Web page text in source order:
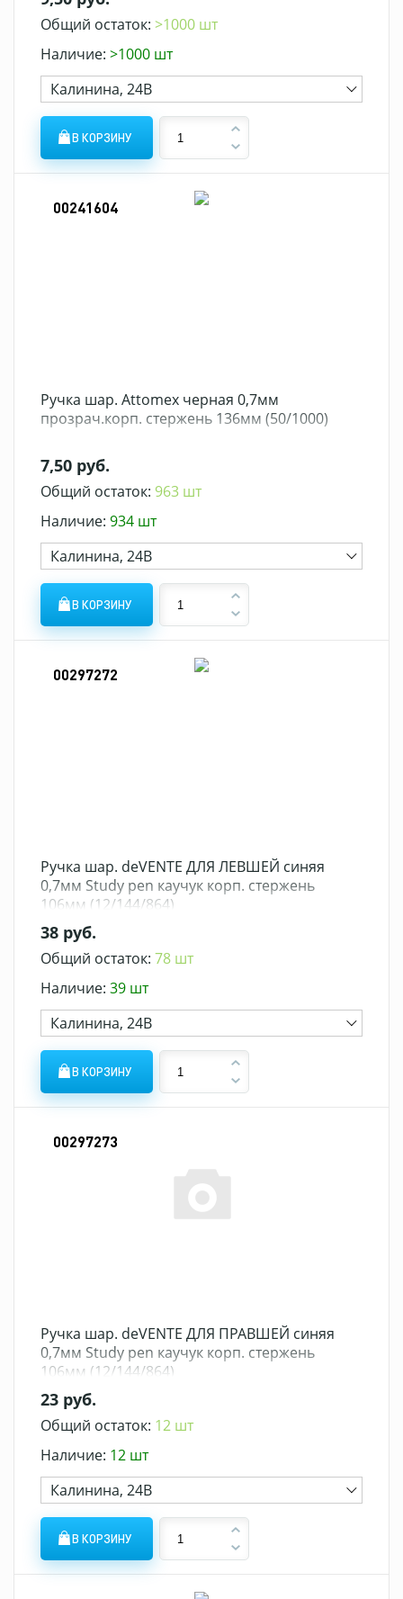
Общий остаток: >1000 шт
Наличие: >1000 шт
Калинина, 24В
В КОРЗИНУ
00241604
Ручка шар. Attomex черная 0,7мм
прозрач.корп. стержень 136мм (50/1000)
7,50 руб.
Общий остаток: 963 шт
Наличие: 934 шт
Калинина, 24В
В КОРЗИНУ
00297272
Ручка шар. deVENTE ДЛЯ ЛЕВШЕЙ синяя
0,7мм Study pen каучук корп. стержень
106мм (12/144/864)
38 руб.
Общий остаток: 78 шт
Наличие: 39 шт
Калинина, 24В
В КОРЗИНУ
00297273
Ручка шар. deVENTE ДЛЯ ПРАВШЕЙ синяя
0,7мм Study pen каучук корп. стержень
106мм (12/144/864)
23 руб.
Общий остаток: 12 шт
Наличие: 12 шт
Калинина, 24В
В КОРЗИНУ